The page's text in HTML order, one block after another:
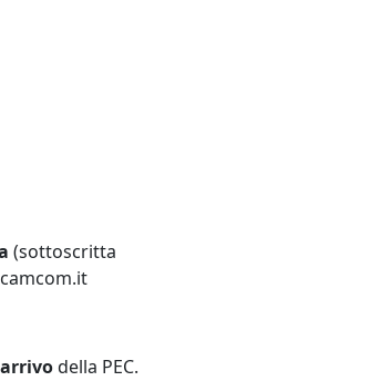
(sottoscritta
della PEC.